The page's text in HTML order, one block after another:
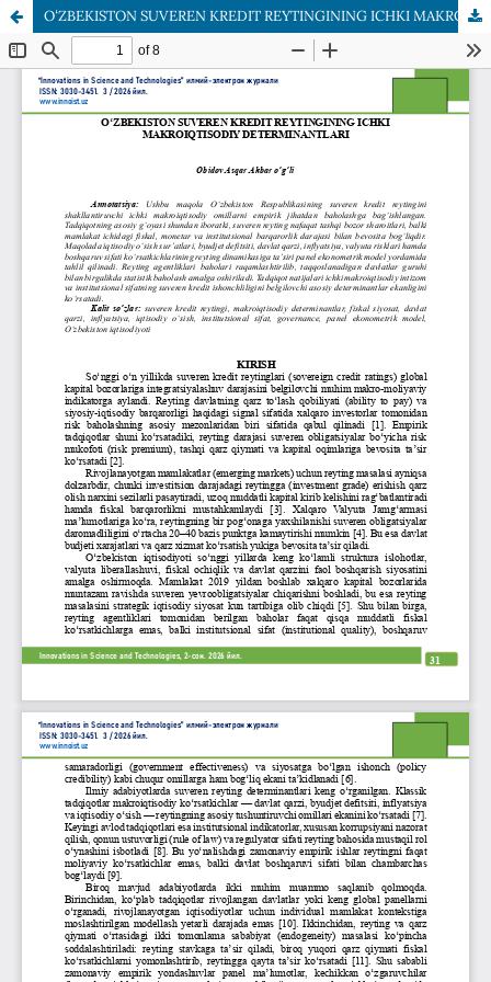
OʻZBEKISTON SUVEREN KREDIT REYTINGINING ICHKI MAKROIQTISODIY DETERMINANTLARI